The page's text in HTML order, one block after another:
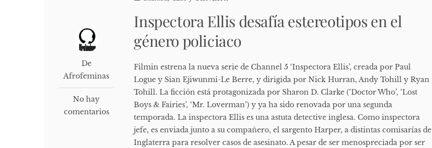
De
Afrofeminas
No hay
comentarios
Inspectora Ellis desafía estereotipos en el
género policiaco
Filmin estrena la nueva serie de Channel 5 ‘Inspectora Ellis’, creada por Paul
Logue y Sian Ejiwunmi-Le Berre, y dirigida por Nick Hurran, Andy Tohill y Ryan
Tohill. La ficción está protagonizada por Sharon D. Clarke (‘Doctor Who’, ‘Lost
Boys & Fairies’, ‘Mr. Loverman’) y ya ha sido renovada por una segunda
temporada. La inspectora Ellis es una astuta detective inglesa. Como inspectora
jefe, es enviada junto a su compañero, el sargento Harper, a distintas comisarías de
Inglaterra para resolver casos de asesinato. A pesar de ser menospreciada por ser